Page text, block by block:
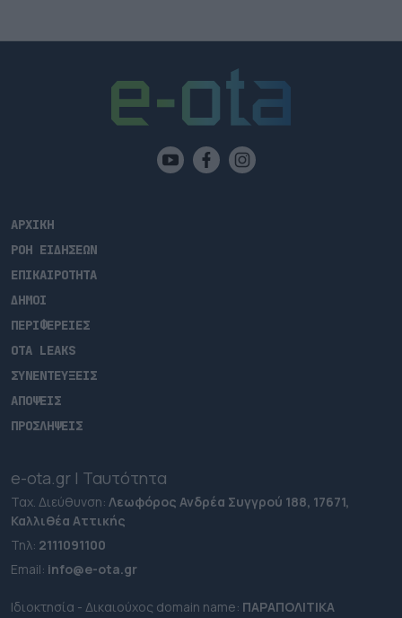
ΑΡΧΙΚΗ
ΡΟΗ ΕΙΔΗΣΕΩΝ
ΕΠΙΚΑΙΡΟΤΗΤΑ
ΔΗΜΟΙ
ΠΕΡΙΦΕΡΕΙΕΣ
OTA LEAKS
ΣΥΝΕΝΤΕΥΞΕΙΣ
ΑΠΟΨΕΙΣ
ΠΡΟΣΛΗΨΕΙΣ
e-ota.gr | Ταυτότητα
Ταχ. Διεύθυνση: Λεωφόρος Ανδρέα Συγγρού 188, 17671,
Καλλιθέα Αττικής
Τηλ: 2111091100
Εmail: info@e-ota.gr
Ιδιοκτησία - Δικαιούχος domain name: ΠΑΡΑΠΟΛΙΤΙΚΑ